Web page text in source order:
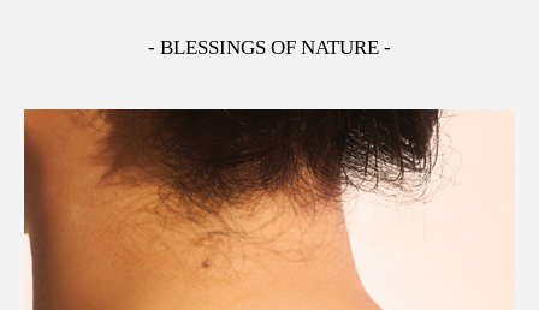
- BLESSINGS OF NATURE -